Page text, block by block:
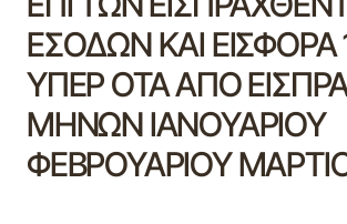
ΕΣΟΔΩΝ ΚΑΙ ΕΙΣΦΟΡΑ
ΥΠΕΡ ΟΤΑ ΑΠΟ
ΜΗΝΩΝ ΙΑΝΟΥΑΡΙΟΥ
ΦΕΒΡΟΥΑΡΙΟΥ